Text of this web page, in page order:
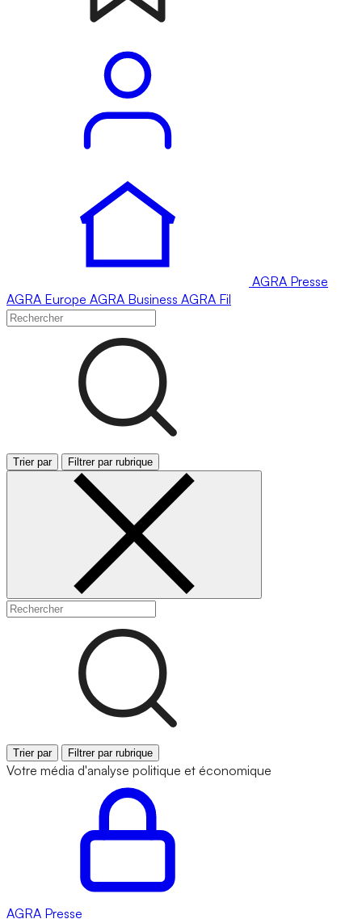
AGRA Presse
AGRA Europe AGRA Business AGRA Fil
Trier par Filtrer par rubrique
Trier par Filtrer par rubrique
Votre média d'analyse politique et économique
AGRA Presse